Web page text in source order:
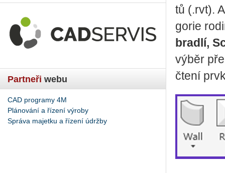
Partneři webu
CAD programy 4M
Plánování a řízení výroby
Správa majetku a řízení údržby
tů (.rvt).
go­rie
brad­lí,
výběr
čtení